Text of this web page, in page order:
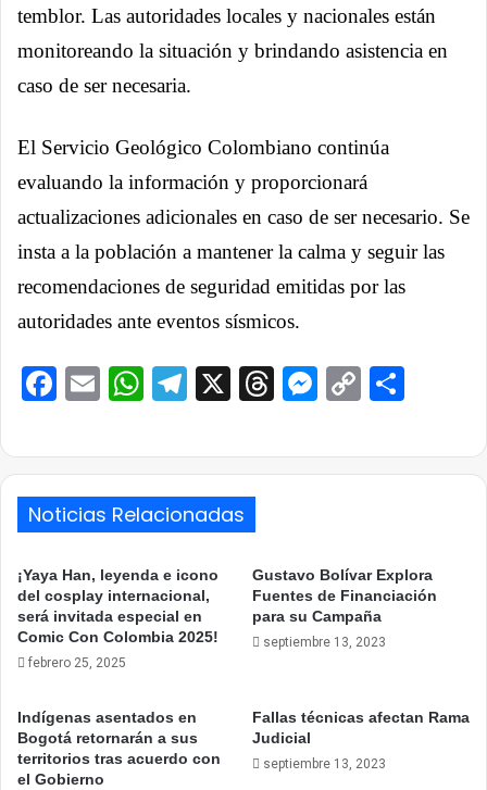
temblor. Las autoridades locales y nacionales están
monitoreando la situación y brindando asistencia en
caso de ser necesaria.
El Servicio Geológico Colombiano continúa
evaluando la información y proporcionará
actualizaciones adicionales en caso de ser necesario. Se
insta a la población a mantener la calma y seguir las
recomendaciones de seguridad emitidas por las
autoridades ante eventos sísmicos.
Facebook
EmailWhatsApp
Telegram
X ThreadsCopy
Noticias Relacionadas
¡Yaya Han, leyenda e icono
del cosplay internacional,
será invitada especial en
Comic Con Colombia 2025!
febrero 25, 2025
Gustavo Bolívar Explora
Fuentes de Financiación
para su Campaña
septiembre 13, 2023
Indígenas asentados en
Bogotá retornarán a sus
territorios tras acuerdo con
el Gobierno
Fallas técnicas afectan Rama
Judicial
septiembre 13, 2023